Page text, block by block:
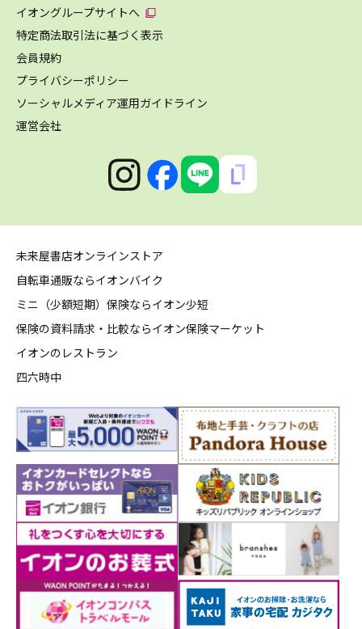
イオングループサイトへ
特定商法取引法に基づく表示
会員規約
プライバシーポリシー
ソーシャルメディア運用ガイドライン
運営会社
未来屋書店オンラインストア
自転車通販ならイオンバイク
ミニ（少額短期）保険ならイオン少短
保険の資料請求・比較ならイオン保険マーケット
イオンのレストラン
四六時中